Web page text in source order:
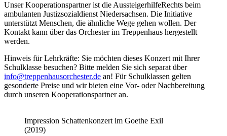
Unser Kooperationspartner ist die AussteigerhilfeRechts beim
ambulanten Justizsozialdienst Niedersachsen. Die Initiative
unterstützt Menschen, die ähnliche Wege gehen wollen. Der
Kontakt kann über das Orchester im Treppenhaus hergestellt
werden.
Hinweis für Lehrkräfte: Sie möchten dieses Konzert mit Ihrer
Schulklasse besuchen? Bitte melden Sie sich separat über
info@treppenhausorchester.de an! Für Schulklassen gelten
gesonderte Preise und wir bieten eine Vor- oder Nachbereitung
durch unseren Kooperationspartner an.
Impression Schattenkonzert im Goethe Exil
(2019)